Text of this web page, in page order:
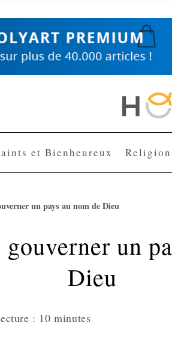
et Bienheureux Religion
un pays au nom de Dieu
un
Dieu
: 10 minutes